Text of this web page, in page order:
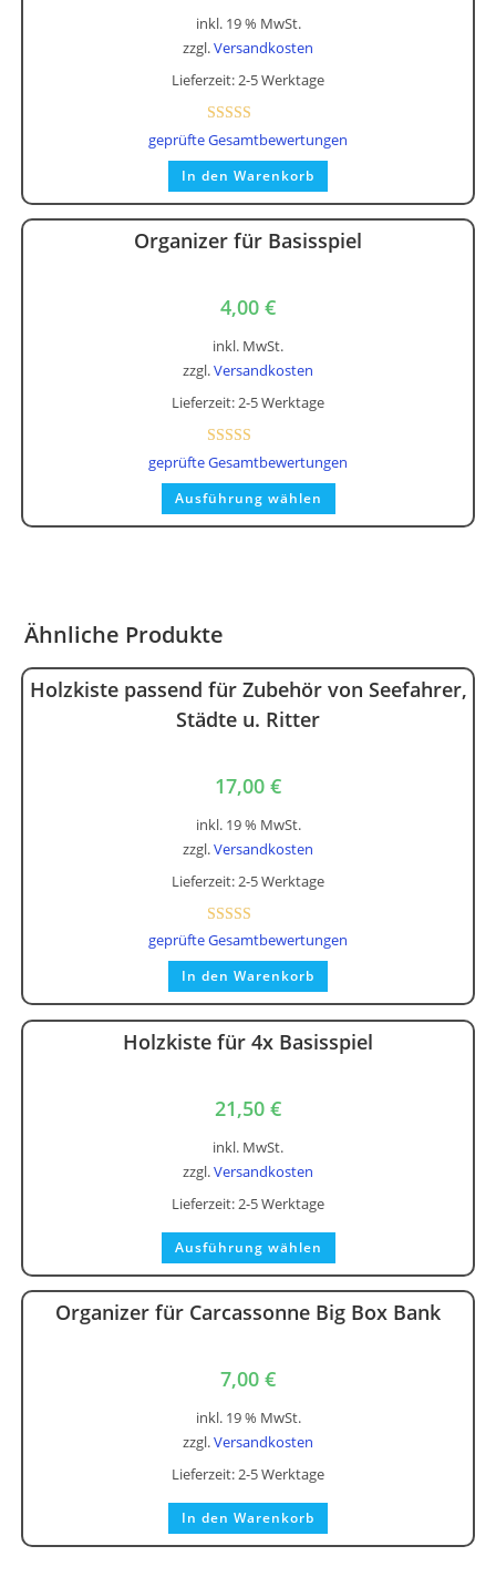
inkl. 19 % MwSt.
zzgl.Versandkosten
Lieferzeit:2-5 Werktage
Bewertet mit
5.00von 5
geprüfte Gesamtbewertungen
In den Warenkorb
Organizer für Basisspiel
4,00 €
inkl. MwSt.
zzgl.Versandkosten
Lieferzeit:2-5 Werktage
Bewertet mit
5.00von 5
geprüfte Gesamtbewertungen
Ausführung wählen
Dieses
weist
gewählt
werden
Ähnliche Produkte
Holzkiste passend für Zubehör von Seefahrer,
Städte u. Ritter
17,00 €
inkl. 19 % MwSt.
zzgl.Versandkosten
Lieferzeit:2-5 Werktage
Bewertet mit
5.00von 5
geprüfte Gesamtbewertungen
In den Warenkorb
Holzkiste für 4x Basisspiel
21,50 €
inkl. MwSt.
zzgl.Versandkosten
Lieferzeit:2-5 Werktage
Ausführung wählen Dieses
weist
auf.
Die
Organizer für Carcassonne Big Box Bank
7,00 €
inkl. 19 % MwSt.
zzgl.Versandkosten
Lieferzeit:2-5 Werktage
In den Warenkorb